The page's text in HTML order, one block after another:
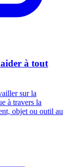
à tout
sur la
à travers la
objet ou outil au